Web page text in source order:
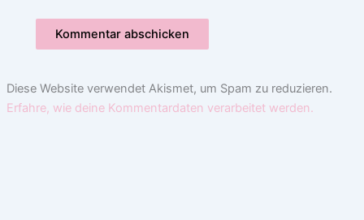
Diese Website verwendet Akismet, um Spam zu reduzieren.
Erfahre, wie deine Kommentardaten verarbeitet werden.